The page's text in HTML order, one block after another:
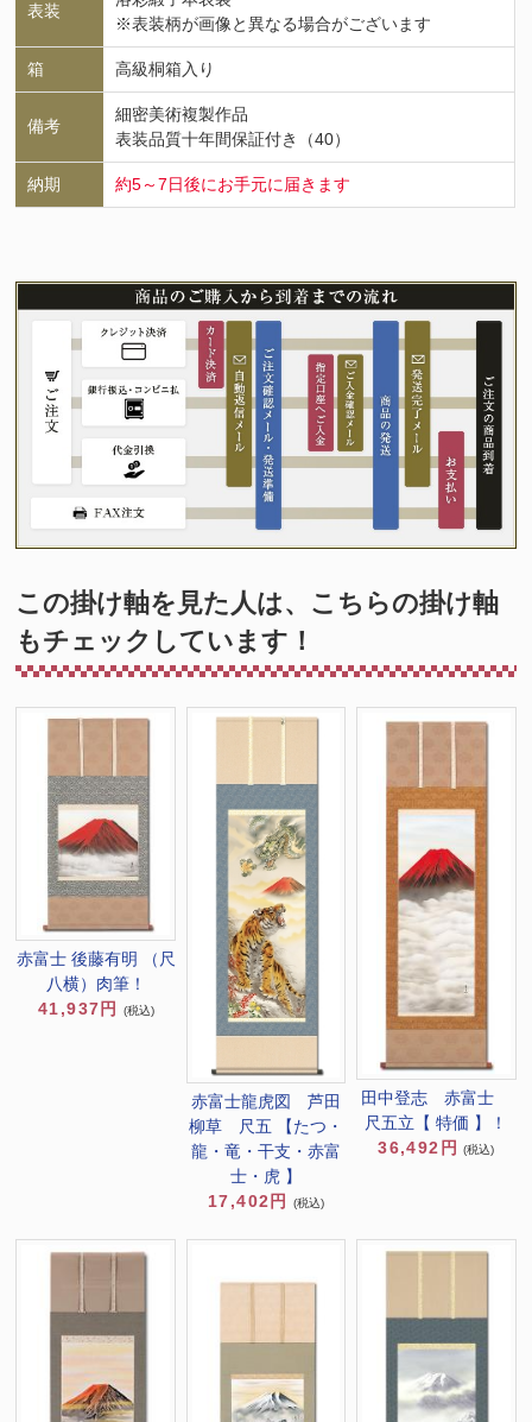
表装
※表装柄が画像と異なる場合がございます
箱 高級桐箱入り
備考
細密美術複製作品
表装品質十年間保証付き（40）
納期 約5～7日後にお手元に届きます
この掛け軸を見た人は、こちらの掛け軸
もチェックしています！
赤富士 後藤有明 （尺
八横）肉筆！
41,937円
(税込)
赤富士龍虎図 芦田
柳草 尺五 【たつ・
龍・竜・干支・赤富
士・虎 】
17,402円
(税込)
田中登志 赤富士
尺五立【 特価 】！
36,492円
(税込)